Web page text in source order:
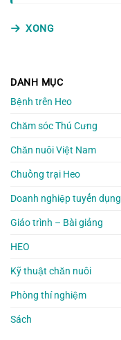
XONG
DANH MỤC
Bệnh trên Heo
Chăm sóc Thú Cưng
Chăn nuôi Việt Nam
Chuồng trại Heo
Doanh nghiệp tuyển dụng
Giáo trình – Bài giảng
HEO
Kỹ thuật chăn nuôi
Phòng thí nghiệm
Sách